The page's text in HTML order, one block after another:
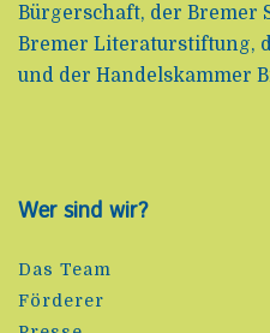
Bürgerschaft, der Bremer
Bremer Literaturstiftung,
und der Handelskammer
Wer sind wir?
Das Team
Förderer